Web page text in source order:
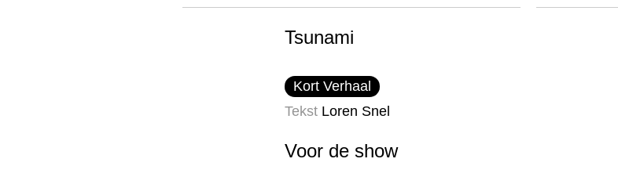
Tsunami
Kort Verhaal
Tekst Loren Snel
Voor de show